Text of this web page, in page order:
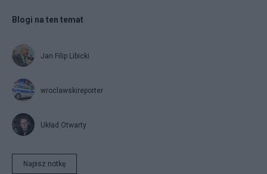
Blogi na ten temat
Jan Filip Libicki
wroclawskireporter
Układ Otwarty
Napisz notkę